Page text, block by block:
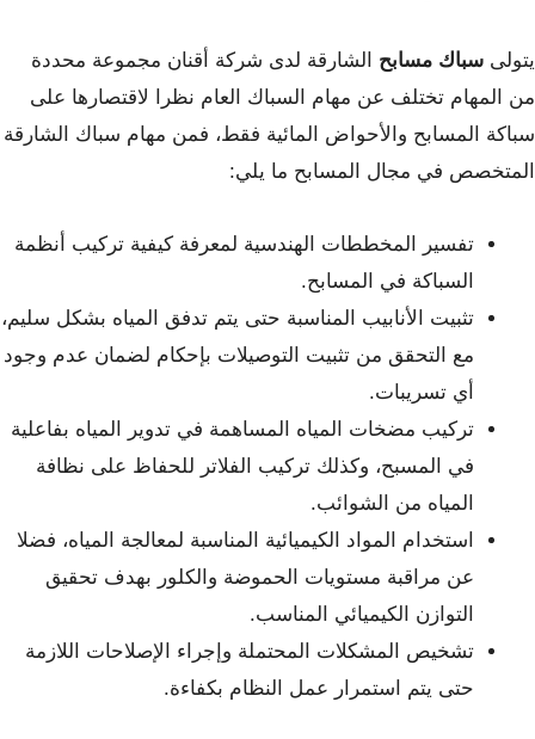
يتولى سباك مسابح الشارقة لدى شركة أقنان مجموعة محددة
من المهام تختلف عن مهام السباك العام نظرا لاقتصارها على
سباكة المسابح والأحواض المائية فقط، فمن مهام سباك الشارقة
المتخصص في مجال المسابح ما يلي:
تفسير المخططات الهندسية لمعرفة كيفية تركيب أنظمة
السباكة في المسابح.
تثبيت الأنابيب المناسبة حتى يتم تدفق المياه بشكل سليم،
مع التحقق من تثبيت التوصيلات بإحكام لضمان عدم وجود
أي تسريبات.
تركيب مضخات المياه المساهمة في تدوير المياه بفاعلية
في المسبح، وكذلك تركيب الفلاتر للحفاظ على نظافة
المياه من الشوائب.
استخدام المواد الكيميائية المناسبة لمعالجة المياه، فضلا
عن مراقبة مستويات الحموضة والكلور بهدف تحقيق
التوازن الكيميائي المناسب.
تشخيص المشكلات المحتملة وإجراء الإصلاحات اللازمة
حتى يتم استمرار عمل النظام بكفاءة.